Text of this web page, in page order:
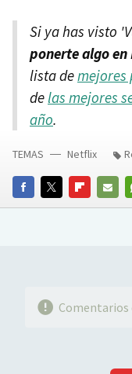
Si ya has visto
ponerte algo
lista demejores
delas mejores
año.
FACEBOOKTWITTERFLIPBOARD
E-
TEMAS Netflix
Comentarios